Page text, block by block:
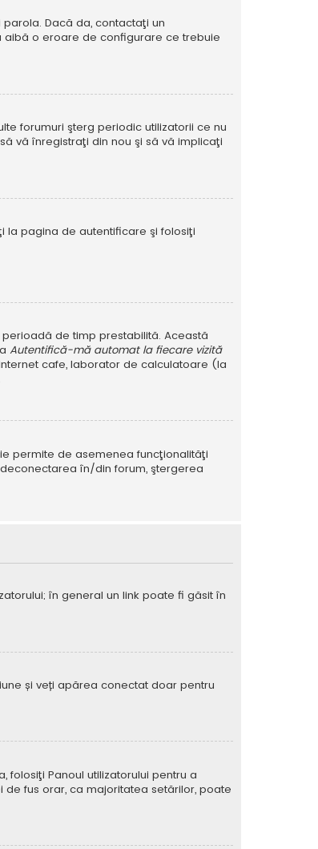
Dacă da, contactaţi un
aibă o eroare de configurare ce trebuie
forumuri şterg periodic utilizatorii ce nu
vă înregistraţi din nou şi să vă implicaţi
la pagina de autentificare şi folosiţi
de timp prestabilită. Această
Autentifică-mă automat la fiecare vizită
cafe, laborator de calculatoare (la
permite de asemenea funcţionalităţi
în/din forum, ştergerea
în general un link poate fi găsit în
și veți apărea conectat doar pentru
Panoul utilizatorului pentru a
de fus orar, ca majoritatea setărilor, poate